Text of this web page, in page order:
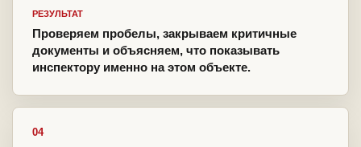
РЕЗУЛЬТАТ
Проверяем пробелы, закрываем критичные
документы и объясняем, что показывать
инспектору именно на этом объекте.
04